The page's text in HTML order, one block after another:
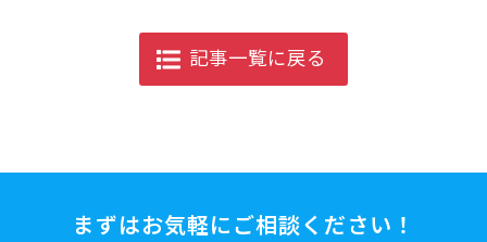
記事一覧に戻る
まずはお気軽にご相談ください！